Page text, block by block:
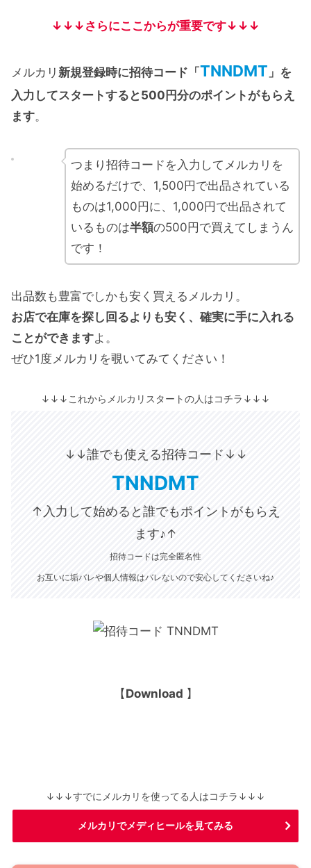
↓↓↓さらにここからが重要です↓↓↓
メルカリ 新規登録時に招待コード「 TNNDMT 」を
入力してスタートすると500円分のポイントがもらえ
ます。
つまり招待コードを入力してメルカリを
始めるだけで、1,500円で出品されている
ものは1,000円に、1,000円で出品されて
いるものは半額の500円で買えてしまうん
です！
出品数も豊富でしかも安く買えるメルカリ。
お店で在庫を探し回るよりも安く、確実に手に入れる
ことができますよ。
ぜひ1度メルカリを覗いてみてください！
↓↓↓これからメルカリスタートの人はコチラ↓↓↓
↓↓誰でも使える招待コード↓ ↓
TNNDMT
↑入力して始めると誰でもポイントがもらえ
ます♪ ↑
招待コードは完全匿名性
お互いに垢バレや個人情報はバレないので安心してくださいね♪
【 Download 】
↓↓↓すでにメルカリを使ってる人はコチラ↓↓↓
メルカリでメディヒールを見てみる